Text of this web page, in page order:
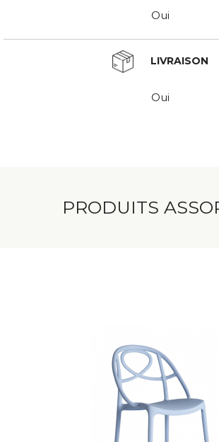
Oui
LIVRAISON
Oui
PRODUITS